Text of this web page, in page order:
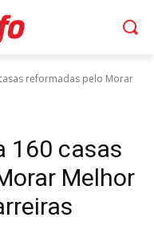
reformadas pelo Morar
160 casas
Melhor